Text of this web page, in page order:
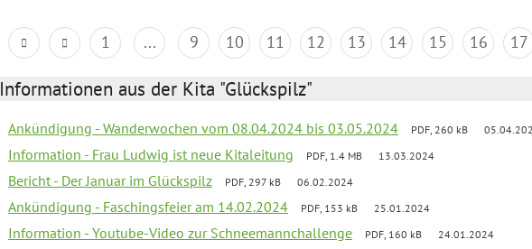
1 ... 9 10 11 12 13 14 15 16 17
Informationen aus der Kita "Glückspilz"
Ankündigung - Wanderwochen vom 08.04.2024 bis 03.05.2024 PDF, 260 kB
Information - Frau Ludwig ist neue Kitaleitung PDF, 1.4 MB 13.03.2024
Bericht - Der Januar im Glückspilz PDF, 297 kB 06.02.2024
Ankündigung - Faschingsfeier am 14.02.2024 PDF, 153 kB 25.01.2024
Information - Youtube-Video zur Schneemannchallenge PDF, 160 kB 24.01.2024